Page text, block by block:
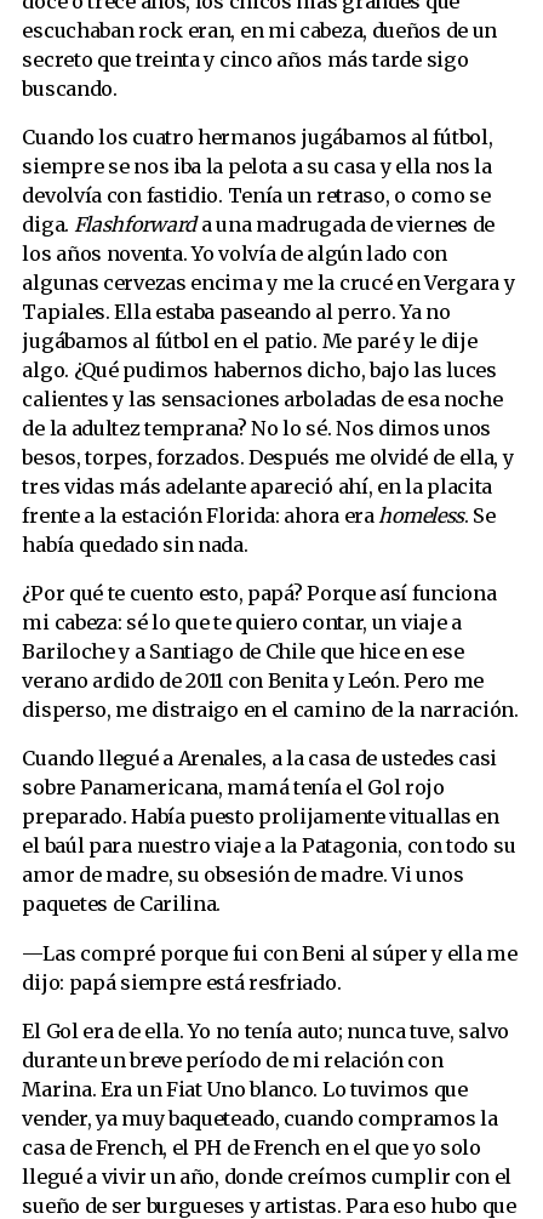
escuchaban rock eran, en mi cabeza, dueños de un
secreto que treinta y cinco años más tarde sigo
buscando.
Cuando los cuatro hermanos jugábamos al fútbol,
siempre se nos iba la pelota a su casa y ella nos la
devolvía con fastidio. Tenía un retraso, o como se
diga. Flashforwarda una madrugada de viernes de
los años noventa. Yo volvía de algún lado con
algunas cervezas encima y me la crucé en Vergara y
Tapiales. Ella estaba paseando al perro. Ya no
jugábamos al fútbol en el patio. Me paré y le dije
algo. ¿Qué pudimos habernos dicho, bajo las luces
calientes y las sensaciones arboladas de esa noche
de la adultez temprana? No lo sé. Nos dimos unos
besos, torpes, forzados. Después me olvidé de ella, y
tres vidas más adelante apareció ahí, en la placita
frente a la estación Florida: ahora erahomeless. Se
había quedado sin nada.
¿Por qué te cuento esto, papá? Porque así funciona
mi cabeza: sé lo que te quiero contar, un viaje a
Bariloche y a Santiago de Chile que hice en ese
verano ardido de 2011 con Benita y León. Pero me
disperso, me distraigo en el camino de la narración.
Cuando llegué a Arenales, a la casa de ustedes casi
sobre Panamericana, mamá tenía el Gol rojo
preparado. Había puesto prolijamente vituallas en
el baúl para nuestro viaje a la Patagonia, con todo su
amor de madre, su obsesión de madre. Vi unos
paquetes de Carilina.
—Las compré porque fui con Beni al súper y ella me
dijo: papá siempre está resfriado.
El Gol era de ella. Yo no tenía auto; nunca tuve, salvo
durante un breve período de mi relación con
Marina. Era un Fiat Uno blanco. Lo tuvimos que
vender, ya muy baqueteado, cuando compramos la
casa de French, el PH de French en el que yo solo
llegué a vivir un año, donde creímos cumplir con el
sueño de ser burgueses y artistas. Para eso hubo que